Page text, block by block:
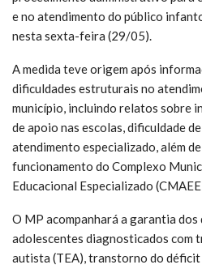
e no atendimento do público
nesta sexta-feira (29/05).
A medida teve origem após
dificuldades estruturais no
município, incluindo relatos sobre
de apoio nas escolas, dificuldade
atendimento especializado, além
funcionamento do Complexo
Educacional Especializado
O MP acompanhará a garantia
adolescentes diagnosticados com
autista (TEA), transtorno do déficit